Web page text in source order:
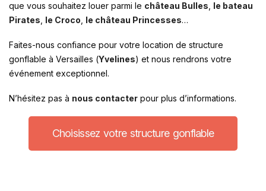
que vous souhaitez louer parmi le château Bulles le bateau
Pirates le Croco le château Princesses…
Faites-nous confiance pour votre location de structure
gonflable à Versailles (Yvelines) et nous rendrons votre
événement exceptionnel.
N’hésitez pas à nous contacter pour plus d’informations.
Choisissez votre structure gonflable